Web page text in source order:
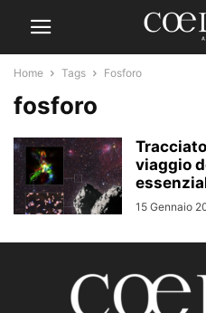
Home Tags Fosforo
fosforo
viaggio
15 Gennaio